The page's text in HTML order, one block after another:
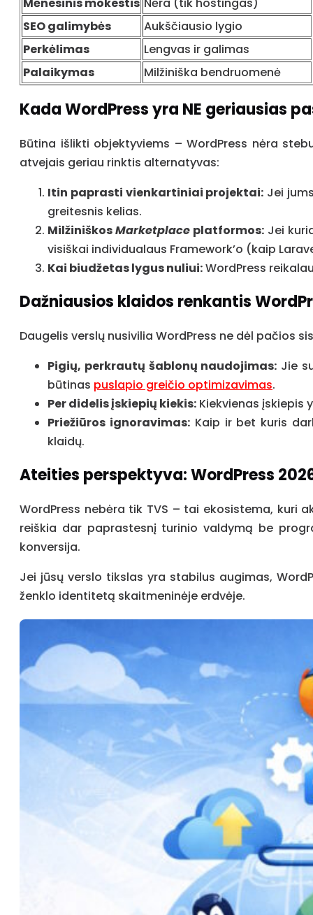
SEO galimybės
Aukščiausio lygio
Perkėlimas
Lengvas ir galimas
Palaikymas
Milžiniška bendruomenė
Kada WordPress yra NE geriausias
Būtina išlikti objektyviems – WordPress nėra
atvejais geriau rinktis alternatyvas:
Itin paprasti vienkartiniai projektai: Jei
greitesnis kelias.
MilžiniškosMarketplace platformos: Jei
visiškai individualaus Framework’o (kaip
Kai biudžetas lygus nuliui:WordPress
Dažniausios klaidos renkantis
Daugelis verslų nusivilia WordPress ne dėl pačios
Pigių, perkrautų šablonų naudojimas: Jie
būtinas puslapio greičio optimizavimas.
Per didelis įskiepių kiekis: Kiekvienas įskiepis
Priežiūros ignoravimas:Kaip ir bet kuris
klaidų.
Ateities perspektyva: WordPress
WordPress nebėra tik TVS – tai ekosistema,
reiškia dar paprastesnį turinio valdymą be
konversija.
Jei jūsų verslo tikslas yra stabilus augimas,
ženklo identitetą skaitmeninėje erdvėje.